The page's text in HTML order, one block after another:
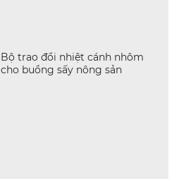
Bộ trao đổi nhiệt cánh nhôm
cho buồng sấy nông sản